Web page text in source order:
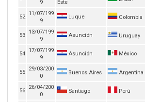
9
Este
52
11/07/199
9
Luque Colombia
53
13/07/199
9
Asunción Uruguay
54
17/07/199
9
Asunción México
55
29/03/200
0
Buenos Aires Argentina
56
26/04/200
0
Santiago Perú